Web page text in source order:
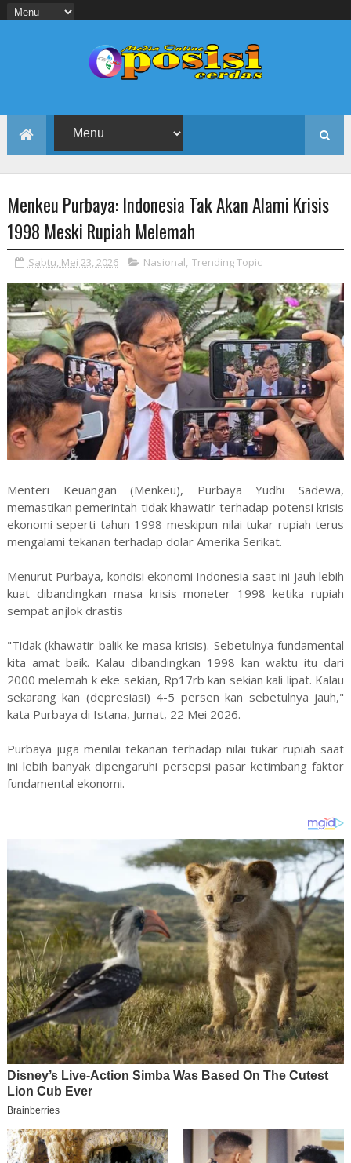
Menkeu Purbaya: Indonesia Tak Akan Alami Krisis
1998 Meski Rupiah Melemah
Sabtu, Mei 23, 2026 Nasional, Trending Topic
Menteri Keuangan (Menkeu), Purbaya Yudhi Sadewa,
memastikan pemerintah tidak khawatir terhadap potensi krisis
ekonomi seperti tahun 1998 meskipun nilai tukar rupiah terus
mengalami tekanan terhadap dolar Amerika Serikat.
Menurut Purbaya, kondisi ekonomi Indonesia saat ini jauh lebih
kuat dibandingkan masa krisis moneter 1998 ketika rupiah
sempat anjlok drastis
"Tidak (khawatir balik ke masa krisis). Sebetulnya fundamental
kita amat baik. Kalau dibandingkan 1998 kan waktu itu dari
2000 melemah k eke sekian, Rp17rb kan sekian kali lipat. Kalau
sekarang kan (depresiasi) 4-5 persen kan sebetulnya jauh,"
kata Purbaya di Istana, Jumat, 22 Mei 2026.
Purbaya juga menilai tekanan terhadap nilai tukar rupiah saat
ini lebih banyak dipengaruhi persepsi pasar ketimbang faktor
fundamental ekonomi.